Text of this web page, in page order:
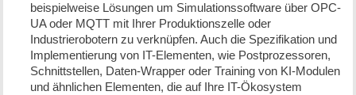
beispielweise Lösungen um Simulationssoftware über OPC-
UA oder MQTT mit Ihrer Produktionszelle oder
Industrierobotern zu verknüpfen. Auch die Spezifikation und
Implementierung von IT-Elementen, wie Postprozessoren,
Schnittstellen, Daten-Wrapper oder Training von KI-Modulen
und ähnlichen Elementen, die auf Ihre IT-Ökosystem